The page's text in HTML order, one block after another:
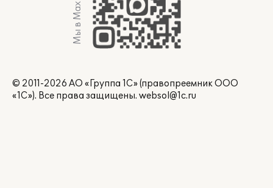
Мы в Max
© 2011-2026 АО «Группа 1С» (правопреемник ООО
«1С»). Все права защищены. websol@1c.ru